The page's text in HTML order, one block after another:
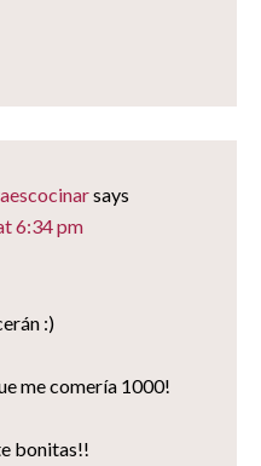
says
6:34 pm
:)
me comería 1000!
bonitas!!